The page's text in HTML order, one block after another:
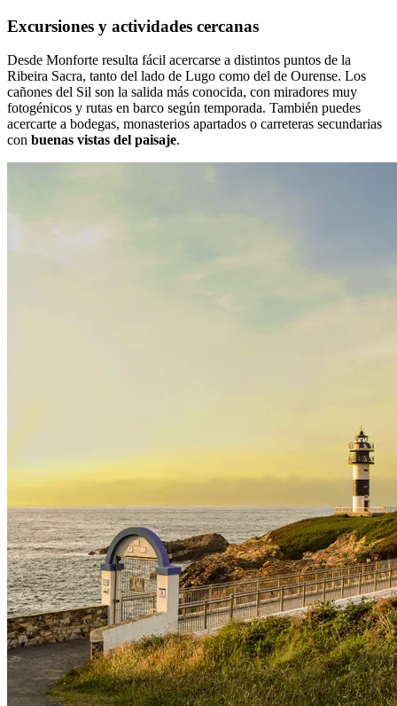
Excursiones y actividades cercanas
Desde Monforte resulta fácil acercarse a distintos puntos de la
Ribeira Sacra, tanto del lado de Lugo como del de Ourense. Los
cañones del Sil son la salida más conocida, con miradores muy
fotogénicos y rutas en barco según temporada. También puedes
acercarte a bodegas, monasterios apartados o carreteras secundarias
con buenas vistas del paisaje.